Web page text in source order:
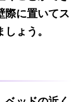
際に置いてス
ょう。